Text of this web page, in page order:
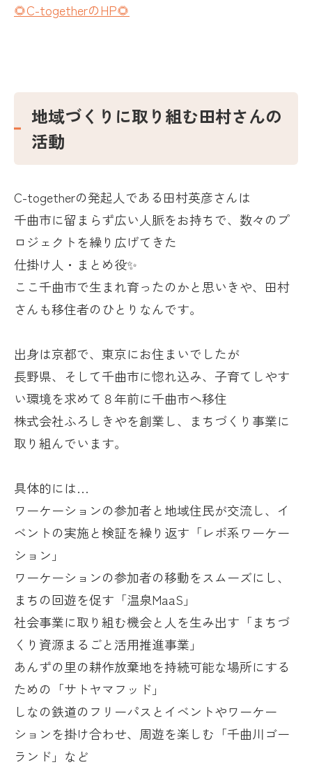
🌻C-togetherのHP🌻
地域づくりに取り組む田村さんの
活動
C-togetherの発起人である田村英彦さんは
千曲市に留まらず広い人脈をお持ちで、数々のプ
ロジェクトを繰り広げてきた
仕掛け人・まとめ役✨
ここ千曲市で生まれ育ったのかと思いきや、田村
さんも移住者のひとりなんです。
出身は京都で、東京にお住まいでしたが
長野県、そして千曲市に惚れ込み、子育てしやす
い環境を求めて８年前に千曲市へ移住
株式会社ふろしきやを創業し、まちづくり事業に
取り組んでいます。
具体的には…
ワーケーションの参加者と地域住民が交流し、イ
ベントの実施と検証を繰り返す「レボ系ワーケー
ション」
ワーケーションの参加者の移動をスムーズにし、
まちの回遊を促す「温泉MaaS 」
社会事業に取り組む機会と人を生み出す「まちづ
くり資源まるごと活用推進事業」
あんずの里の耕作放棄地を持続可能な場所にする
ための「サトヤマフッド」
しなの鉄道のフリーパスとイベントやワーケー
ションを掛け合わせ、周遊を楽しむ「千曲川ゴー
ランド」など